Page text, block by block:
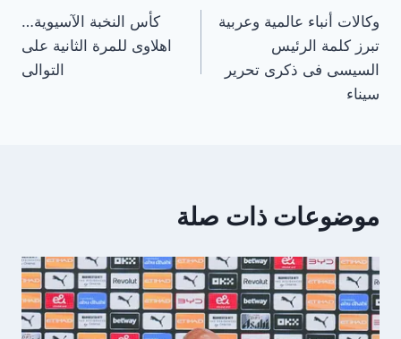
المقالات
وكالات أنباء عالمية وعربية
تبرز كلمة الرئيس
السيسى فى ذكرى تحرير
سيناء
كأس النخبة الآسيوية…
اهلاوى للمرة الثانية على
التوالى
موضوعات ذات صلة